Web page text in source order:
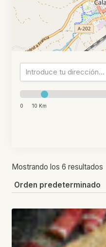
0 10 Km
Mostrando los 6 resultados